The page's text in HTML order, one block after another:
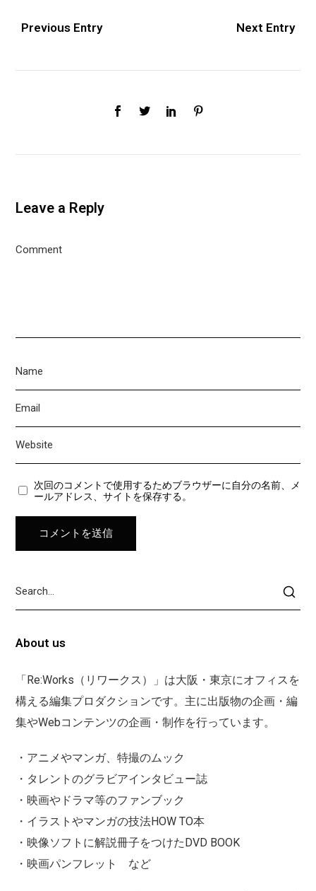
Previous Entry Next Entry
Leave a Reply
次回のコメントで使用するためブラウザーに自分の名前、メ
ールアドレス、サイトを保存する。
About us
「Re:Works（リワークス）」は大阪・東京にオフィスを
構える編集プロダクションです。主に出版物の企画・編
集やWebコンテンツの企画・制作を行っています。
・アニメやマンガ、特撮のムック
・タレントのグラビアインタビュー誌
・映画やドラマ等のファンブック
・イラストやマンガの技法HOW TO本
・映像ソフトに解説冊子をつけたDVD BOOK
・映画パンフレット など